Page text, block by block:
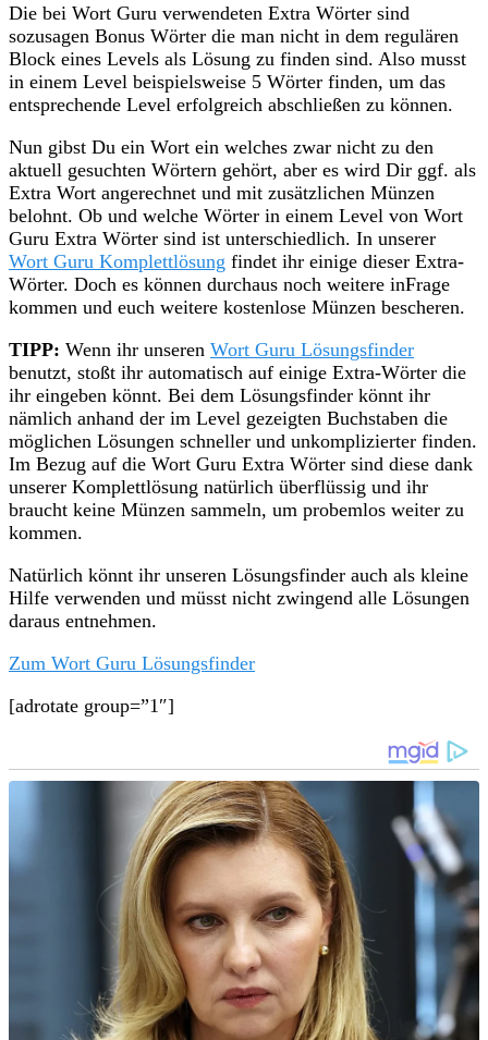
Die bei Wort Guru verwendeten Extra Wörter sind
sozusagen Bonus Wörter die man nicht in dem regulären
Block eines Levels als Lösung zu finden sind. Also musst
in einem Level beispielsweise 5 Wörter finden, um das
entsprechende Level erfolgreich abschließen zu können.
Nun gibst Du ein Wort ein welches zwar nicht zu den
aktuell gesuchten Wörtern gehört, aber es wird Dir ggf. als
Extra Wort angerechnet und mit zusätzlichen Münzen
belohnt. Ob und welche Wörter in einem Level von Wort
Guru Extra Wörter sind ist unterschiedlich. In unserer
Wort Guru Komplettlösung findet ihr einige dieser Extra-
Wörter. Doch es können durchaus noch weitere inFrage
kommen und euch weitere kostenlose Münzen bescheren.
TIPP: Wenn ihr unseren Wort Guru Lösungsfinder
benutzt, stoßt ihr automatisch auf einige Extra-Wörter die
ihr eingeben könnt. Bei dem Lösungsfinder könnt ihr
nämlich anhand der im Level gezeigten Buchstaben die
möglichen Lösungen schneller und unkomplizierter finden.
Im Bezug auf die Wort Guru Extra Wörter sind diese dank
unserer Komplettlösung natürlich überflüssig und ihr
braucht keine Münzen sammeln, um probemlos weiter zu
kommen.
Natürlich könnt ihr unseren Lösungsfinder auch als kleine
Hilfe verwenden und müsst nicht zwingend alle Lösungen
daraus entnehmen.
Zum Wort Guru Lösungsfinder
[adrotate group=”1″]